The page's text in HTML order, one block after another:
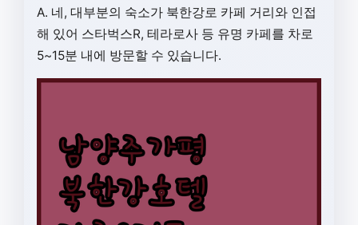
A. 네, 대부분의 숙소가 북한강로 카페 거리와 인접
해 있어 스타벅스R, 테라로사 등 유명 카페를 차로
5~15분 내에 방문할 수 있습니다.